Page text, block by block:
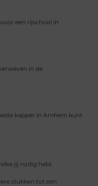
een rijschool in
in de
kapper in Arnhem kunt
jij nodig hebt
stukken tot een